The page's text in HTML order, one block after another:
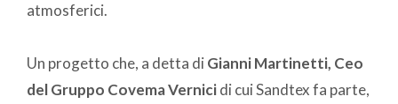
atmosferici.
Un progetto che, a detta di Gianni Martinetti, Ceo
del Gruppo Covema Vernicidi cui Sandtex fa parte,